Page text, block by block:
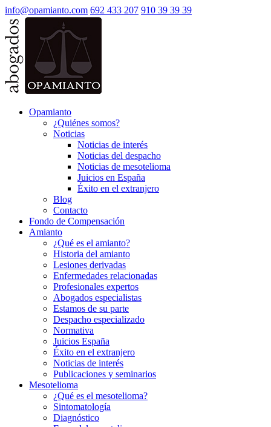
info@opamianto.com 692 433 207 910 39 39 39
Opamianto
¿Quiénes somos?
Noticias
Noticias de interés
Noticias del despacho
Noticias de mesotelioma
Juicios en España
Éxito en el extranjero
Blog
Contacto
Fondo de Compensación
Amianto
¿Qué es el amianto?
Historia del amianto
Lesiones derivadas
Enfermedades relacionadas
Profesionales expertos
Abogados especialistas
Estamos de su parte
Despacho especializado
Normativa
Juicios España
Éxito en el extranjero
Noticias de interés
Publicaciones y seminarios
Mesotelioma
¿Qué es el mesotelioma?
Sintomatología
Diagnóstico